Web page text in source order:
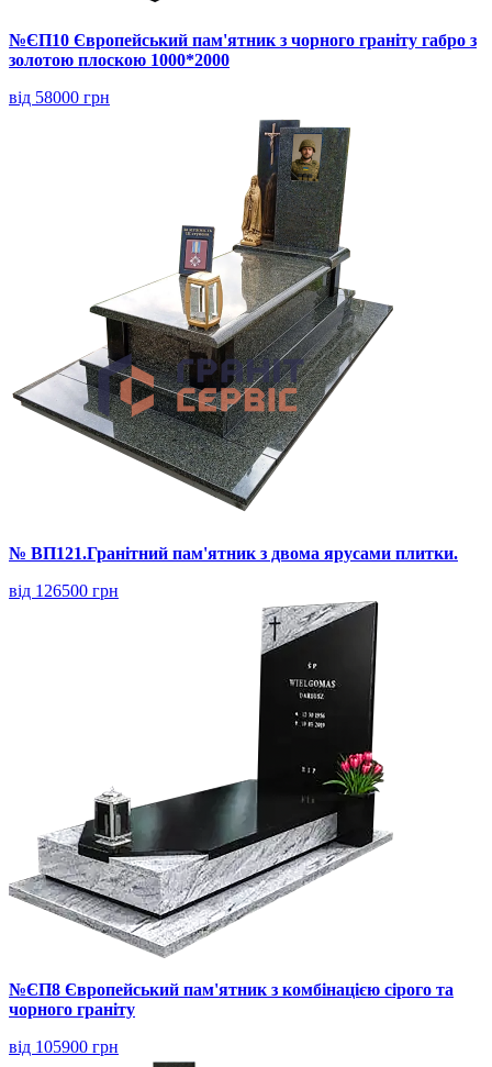
№ЄП10 Європейський пам'ятник з чорного граніту габро з
золотою плоскою 1000*2000
від 58000 грн
№ ВП121.Гранітний пам'ятник з двома ярусами плитки.
від 126500 грн
№ЄП8 Європейський пам'ятник з комбінацією сірого та
чорного граніту
від 105900 грн